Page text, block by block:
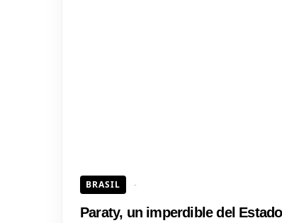
BRASIL
Paraty, un imperdible del